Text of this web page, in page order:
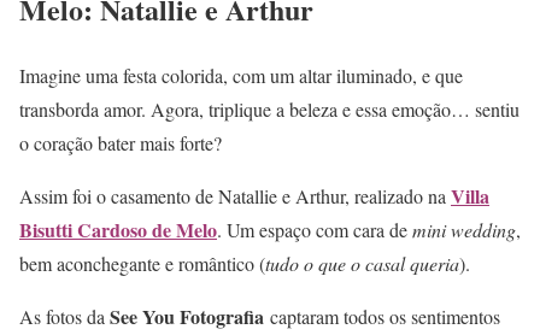
Melo: Natallie e Arthur
Imagine uma festa colorida, com um altar iluminado, e que
transborda amor. Agora, triplique a beleza e essa emoção… sentiu
o coração bater mais forte?
Assim foi o casamento de Natallie e Arthur, realizado na Villa
Bisutti Cardoso de Melo. Um espaço com cara demini wedding,
bem aconchegante e romântico (tudo o que o casal queria).
As fotos da See You Fotografia captaram todos os sentimentos